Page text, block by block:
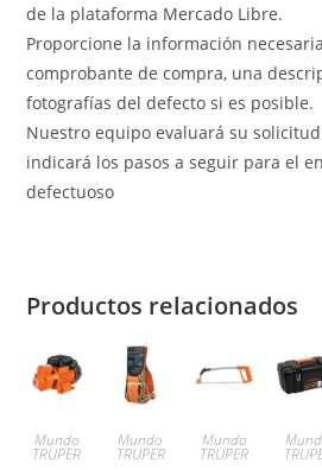
de la plataforma Mercado Libre.
Proporcione la información
comprobante de compra, una
fotografías del defecto si es posible.
Nuestro equipo evaluará su
indicará los pasos a seguir para el
defectuoso
Productos relacionados
Mundo
TRUPER
Mundo
TRUPER
Mundo
TRUPER